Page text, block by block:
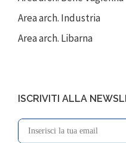
Area arch. Industria
Area arch. Libarna
ISCRIVITI ALLA